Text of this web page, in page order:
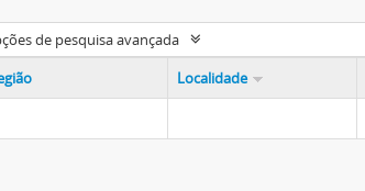
de pesquisa avançada
Localidade